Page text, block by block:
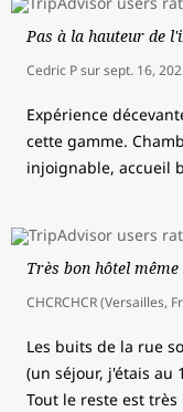
Pas à la hauteur de
Cedric Psursept. 16,
Expérience
cette gamme.
injoignable, accueil
Très bon hôtel
CHCRCHCR (Versailles,
Les buits de la rue
(un séjour, j'étais au
Tout le reste est